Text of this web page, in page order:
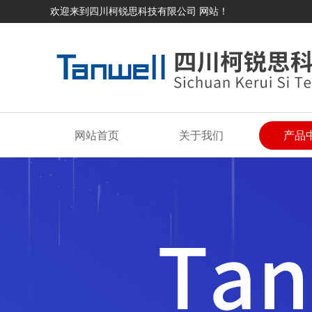
欢迎来到四川柯锐思科技有限公司 网站！
网站首页 关于我们 产品